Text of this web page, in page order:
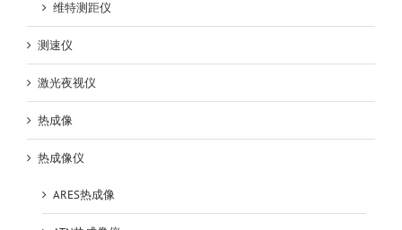
维特测距仪
测速仪
激光夜视仪
热成像
热成像仪
ARES热成像